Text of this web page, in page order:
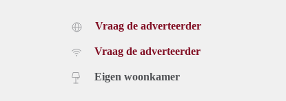
Vraag de adverteerder
Vraag de adverteerder
Eigen woonkamer